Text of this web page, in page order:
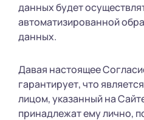
данных будет
автоматизированной
данных.
Давая настоящее
гарантирует, что
лицом, указанный на
принадлежат ему лично,